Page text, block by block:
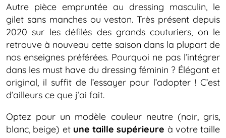
Autre pièce empruntée au dressing masculin, le
gilet sans manches ou veston. Très présent depuis
2020 sur les défilés des grands couturiers, on le
retrouve à nouveau cette saison dans la plupart de
nos enseignes préférées. Pourquoi ne pas l’intégrer
dans les must have du dressing féminin ? Élégant et
original, il suffit de l’essayer pour l’adopter ! C’est
d’ailleurs ce que j’ai fait.
Optez pour un modèle couleur neutre (noir, gris,
blanc, beige) et une taille supérieure à votre taille